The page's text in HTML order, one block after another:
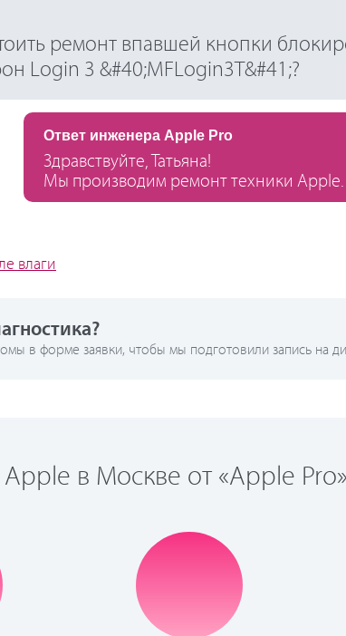
ремонт впавшей кнопки
Login 3 &#40;MFLogin3T&#41;?
Ответ инженера Apple Pro
Здравствуйте, Татьяна!
Мы производим ремонт техники
влаги
в форме заявки, чтобы мы подготовили запись на
в Москве от «Apple